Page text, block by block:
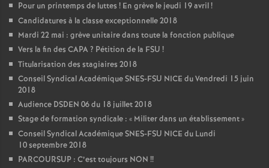
Pour un printemps de luttes ! En grève le jeudi 19 avril!
Candidatures à la classe exceptionnelle 2018
Mardi 22 mai : grève unitaire dans toute la fonction publique
Vers la fin des CAPA? Pétition de la FSU !
Titularisation des stagiaires 2018
Conseil Syndical Académique SNES-FSU NICE du Vendredi 15 juin
2018
Audience DSDEN 06 du 18 juillet 2018
Stage de formation syndicale : « Militer dans un établissement»
Conseil Syndical Académique SNES-FSU NICE du Lundi
10 septembre 2018
PARCOURSUP : C’est toujours NON !!